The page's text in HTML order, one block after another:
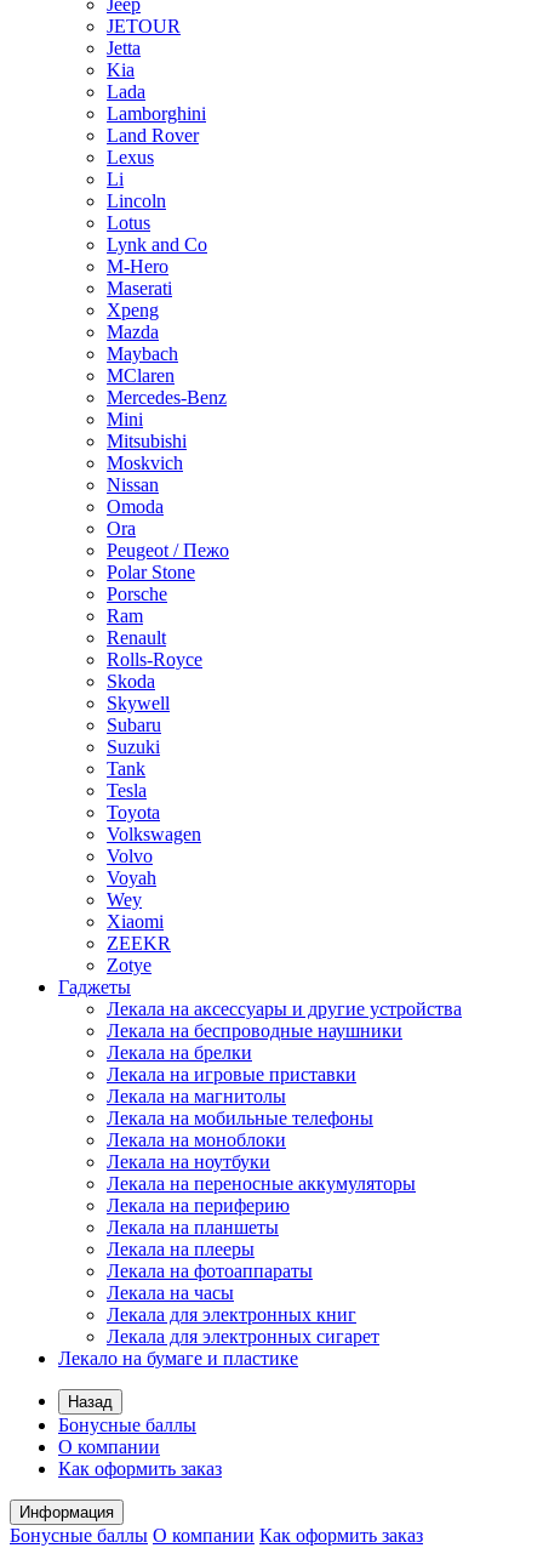
Jeep
JETOUR
Jetta
Kia
Lada
Lamborghini
Land Rover
Lexus
Li
Lincoln
Lotus
Lynk and Co
M-Hero
Maserati
Xpeng
Mazda
Maybach
MClaren
Mercedes-Benz
Mini
Mitsubishi
Moskvich
Nissan
Omoda
Ora
Peugeot / Пежо
Polar Stone
Porsche
Ram
Renault
Rolls-Royce
Skoda
Skywell
Subaru
Suzuki
Tank
Tesla
Toyota
Volkswagen
Volvo
Voyah
Wey
Xiaomi
ZEEKR
Zotye
Гаджеты
Лекала на аксессуары и другие устройства
Лекала на беспроводные наушники
Лекала на брелки
Лекала на игровые приставки
Лекала на магнитолы
Лекала на мобильные телефоны
Лекала на моноблоки
Лекала на ноутбуки
Лекала на переносные аккумуляторы
Лекала на периферию
Лекала на планшеты
Лекала на плееры
Лекала на фотоаппараты
Лекала на часы
Лекала для электронных книг
Лекала для электронных сигарет
Лекало на бумаге и пластике
Назад
Бонусные баллы
О компании
Как оформить заказ
Информация
Бонусные баллы О компании Как оформить заказ